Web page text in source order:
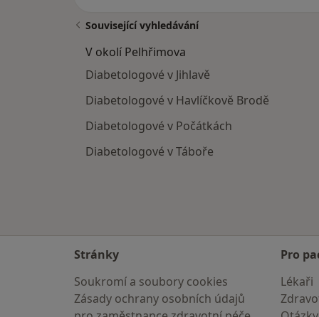
Související vyhledávání
V okolí Pelhřimova
Diabetologové v Jihlavě
Diabetologové v Havlíčkově Brodě
Diabetologové v Počátkách
Diabetologové v Táboře
Stránky
Soukromí a soubory cookies
Zásady ochrany osobních údajů
Pro
Lékaři